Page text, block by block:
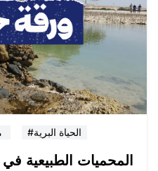
#الحياة البرية
المحميات الطبيعية